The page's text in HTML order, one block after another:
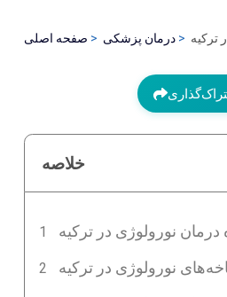
صفحه اصلی درمان پزشکی ترکیه
خلاصه
درمان نورولوژی در ترکیه
نورولوژی در ترکیه